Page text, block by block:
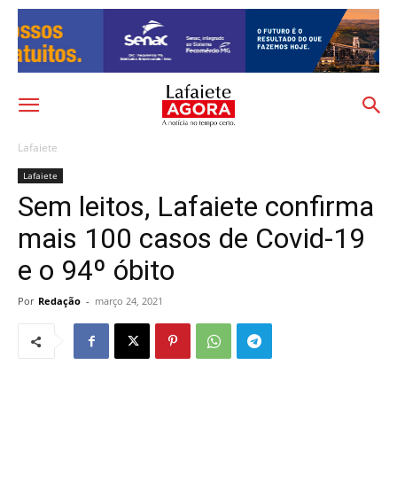
Lafaiete
Lafaiete
Sem leitos, Lafaiete confirma
mais 100 casos de Covid-19
e o 94º óbito
Por Redação - março 24, 2021